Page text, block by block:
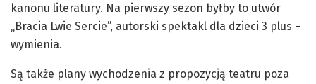
kanonu literatury. Na pierwszy sezon byłby to utwór
„Bracia Lwie Sercie”, autorski spektakl dla dzieci 3 plus –
wymienia.
Są także plany wychodzenia z propozycją teatru poza